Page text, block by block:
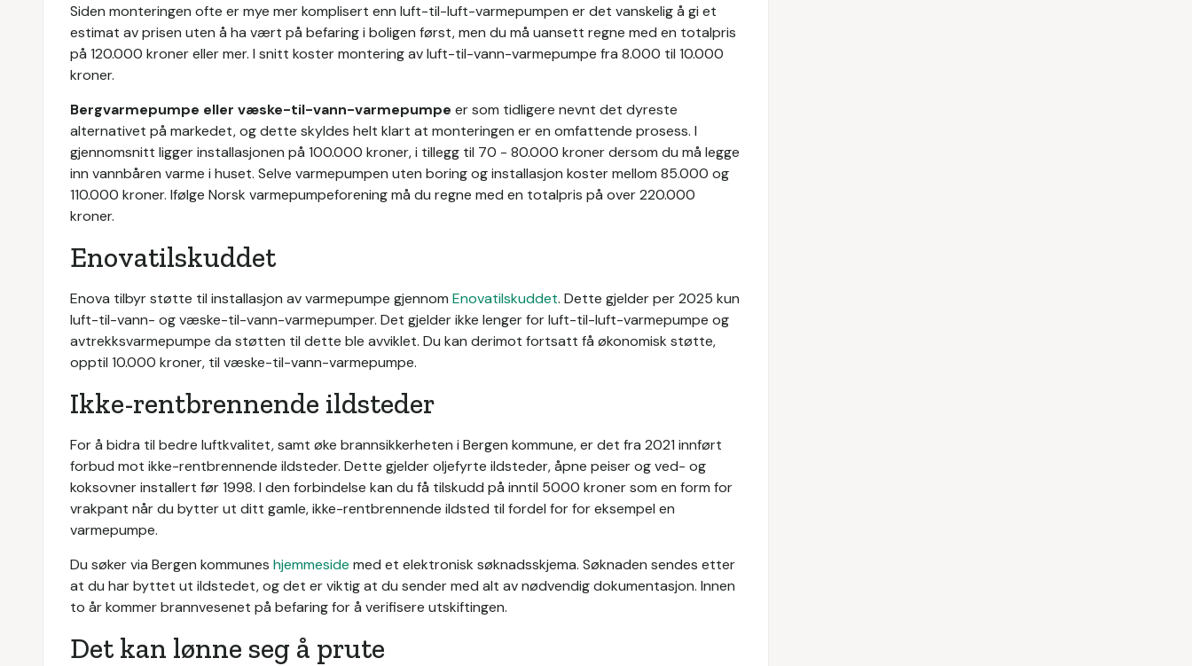
Siden monteringen ofte er mye mer komplisert enn luft-til-luft-varmepumpen er det vanskelig å gi et
estimat av prisen uten å ha vært på befaring i boligen først, men du må uansett regne med en totalpris
på 120.000 kroner eller mer. I snitt koster montering av luft-til-vann-varmepumpe fra 8.000 til 10.000
kroner.
Bergvarmepumpe eller væske-til-vann-varmepumpe er som tidligere nevnt det dyreste
alternativet på markedet, og dette skyldes helt klart at monteringen er en omfattende prosess. I
gjennomsnitt ligger installasjonen på 100.000 kroner, i tillegg til 70 - 80.000 kroner dersom du må legge
inn vannbåren varme i huset. Selve varmepumpen uten boring og installasjon koster mellom 85.000 og
110.000 kroner. Ifølge Norsk varmepumpeforening må du regne med en totalpris på over 220.000
kroner.
Enovatilskuddet
Enova tilbyr støtte til installasjon av varmepumpe gjennom Enovatilskuddet. Dette gjelder per 2025 kun
luft-til-vann- og væske-til-vann-varmepumper. Det gjelder ikke lenger for luft-til-luft-varmepumpe og
avtrekksvarmepumpe da støtten til dette ble avviklet. Du kan derimot fortsatt få økonomisk støtte,
opptil 10.000 kroner, til væske-til-vann-varmepumpe.
Ikke-rentbrennende ildsteder
For å bidra til bedre luftkvalitet, samt øke brannsikkerheten i Bergen kommune, er det fra 2021 innført
forbud mot ikke-rentbrennende ildsteder. Dette gjelder oljefyrte ildsteder, åpne peiser og ved- og
koksovner installert før 1998. I den forbindelse kan du få tilskudd på inntil 5000 kroner som en form for
vrakpant når du bytter ut ditt gamle, ikke-rentbrennende ildsted til fordel for for eksempel en
varmepumpe.
Du søker via Bergen kommunes hjemmeside med et elektronisk søknadsskjema. Søknaden sendes etter
at du har byttet ut ildstedet, og det er viktig at du sender med alt av nødvendig dokumentasjon. Innen
to år kommer brannvesenet på befaring for å verifisere utskiftingen.
Det kan lønne seg å prute